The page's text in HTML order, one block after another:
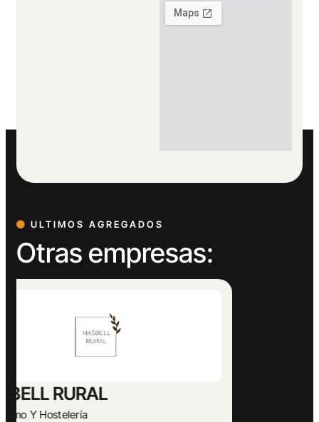
ULTIMOS AGREGADOS
Otras empresas:
Abogado Ángel López
Actividades Jurídicas